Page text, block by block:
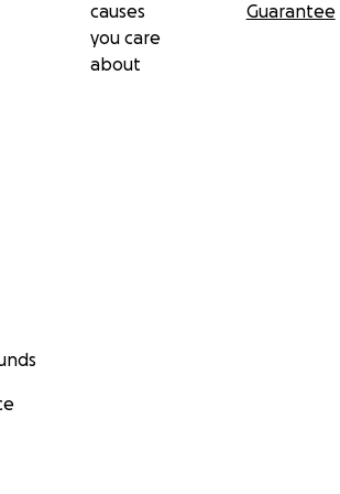
causes
you care
about
Guarantee